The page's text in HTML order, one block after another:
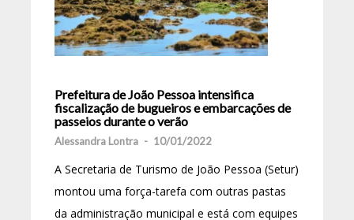
Prefeitura de João Pessoa intensifica
fiscalização de bugueiros e embarcações de
passeios durante o verão
Alessandra Lontra - 10/01/2022
A Secretaria de Turismo de João Pessoa (Setur)
montou uma força-tarefa com outras pastas
da administração municipal e está com equipes